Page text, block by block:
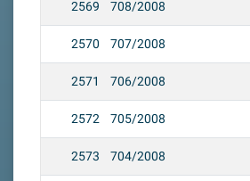
2569 708/2008
2570 707/2008
2571 706/2008
2572 705/2008
2573 704/2008